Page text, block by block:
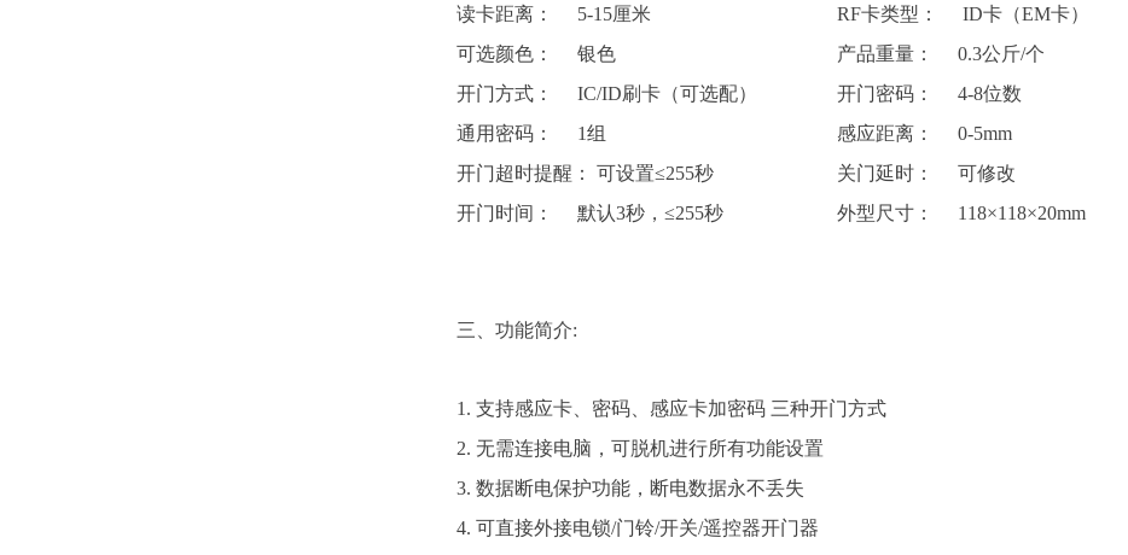
读卡距离： 5-15厘米
RF卡类型： ID卡（EM卡）
可选颜色： 银色
产品重量： 0.3公斤/个
开门方式： IC/ID刷卡（可选配）
开门密码： 4-8位数
通用密码： 1组
感应距离： 0-5mm
开门超时提醒： 可设置≤255秒
关门延时： 可修改
开门时间： 默认3秒，≤255秒
外型尺寸： 118×118×20mm
三、功能简介:
1. 支持感应卡、密码、感应卡加密码 三种开门方式
2. 无需连接电脑，可脱机进行所有功能设置
3. 数据断电保护功能，断电数据永不丢失
4. 可直接外接电锁/门铃/开关/遥控器开门器